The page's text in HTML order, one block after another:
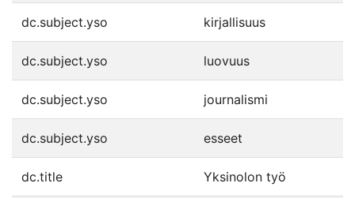
dc.subject.yso kirjallisuus
dc.subject.yso luovuus
dc.subject.yso journalismi
dc.subject.yso esseet
dc.title Yksinolon työ